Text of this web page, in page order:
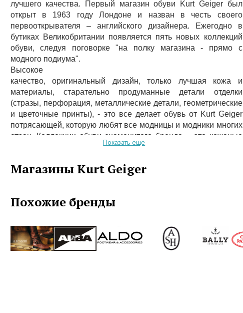
лучшего качества. Первый магазин обуви Kurt Geiger был
открыт в 1963 году Лондоне и назван в честь своего
первооткрывателя – английского дизайнера. Ежегодно в
бутиках Великобритании появляется пять новых коллекций
обуви, следуя поговорке "на полку магазина - прямо с
модного подиума".
Высокое
качество, оригинальный дизайн, только лучшая кожа и
материалы, старательно продуманные детали отделки
(стразы, перфорация, металлические детали, геометрические
и цветочные принты), - это все делает обувь от Kurt Geiger
потрясающей, которую любят все модницы и модники многих
стран. Коллекции обуви знаменитого бренда – это кожаные
или лакированные сапоги, стильные туфли и ботильоны,
далее; также в ассортименте аксессуары, кожаные сумки,
В наше время марка Kurt Geiger, кроме обуви собственного
знаменитые обувные бренды.
Показать еще
Магазины Kurt Geiger
Похожие бренды